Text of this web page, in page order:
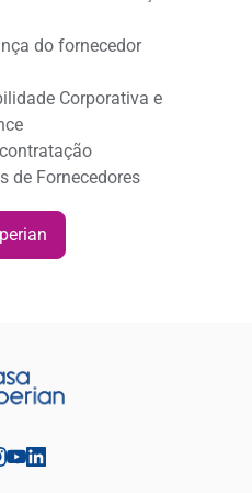
do fornecedor
Corporativa e
de Fornecedores